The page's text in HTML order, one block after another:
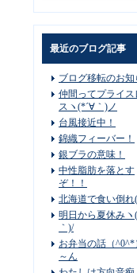
最近のブログ記事
ブログ移転のお知
仲間ってプライス
スヽ(*´∀｀)ノ
台風接近中！
錦織フィーバー！
銀ブラの意味！
中性脂肪を落とす
ぞ！！
北海道で食い倒れ
明日から夏休み
｀)/
お弁当の話（^0^*
～ん